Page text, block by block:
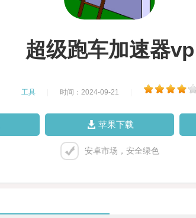
超级跑车加速器vp
工具 时间：2024-09-21
苹果下载
安卓市场，安全绿色